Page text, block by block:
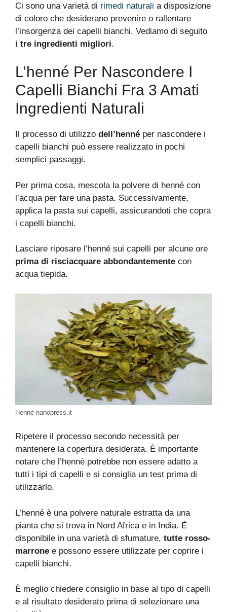
Ci sono una varietà di rimedi naturali a disposizione
di coloro che desiderano prevenire o rallentare
l’insorgenza dei capelli bianchi. Vediamo di seguito
i tre ingredienti migliori.
L’henné Per Nascondere I
Capelli Bianchi Fra 3 Amati
Ingredienti Naturali
Il processo di utilizzo dell’henné per nascondere i
capelli bianchi può essere realizzato in pochi
semplici passaggi.
Per prima cosa, mescola la polvere di henné con
l’acqua per fare una pasta. Successivamente,
applica la pasta sui capelli, assicurandoti che copra
i capelli bianchi.
Lasciare riposare l’henné sui capelli per alcune ore
prima di risciacquare abbondantemente con
acqua tiepida.
Henné-nanopress.it
Ripetere il processo secondo necessità per
mantenere la copertura desiderata. È importante
notare che l’henné potrebbe non essere adatto a
tutti i tipi di capelli e si consiglia un test prima di
utilizzarlo.
L’henné è una polvere naturale estratta da una
pianta che si trova in Nord Africa e in India. È
disponibile in una varietà di sfumature, tutte rosso-
marrone e possono essere utilizzate per coprire i
capelli bianchi.
È meglio chiedere consiglio in base al tipo di capelli
e al risultato desiderato prima di selezionare una